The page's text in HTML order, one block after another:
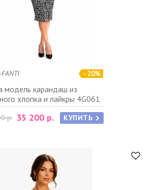
- 20%
FANTI
модель карандаш из
хлопка и лайкры 4G061
р. 35 200 р. КУПИТЬ